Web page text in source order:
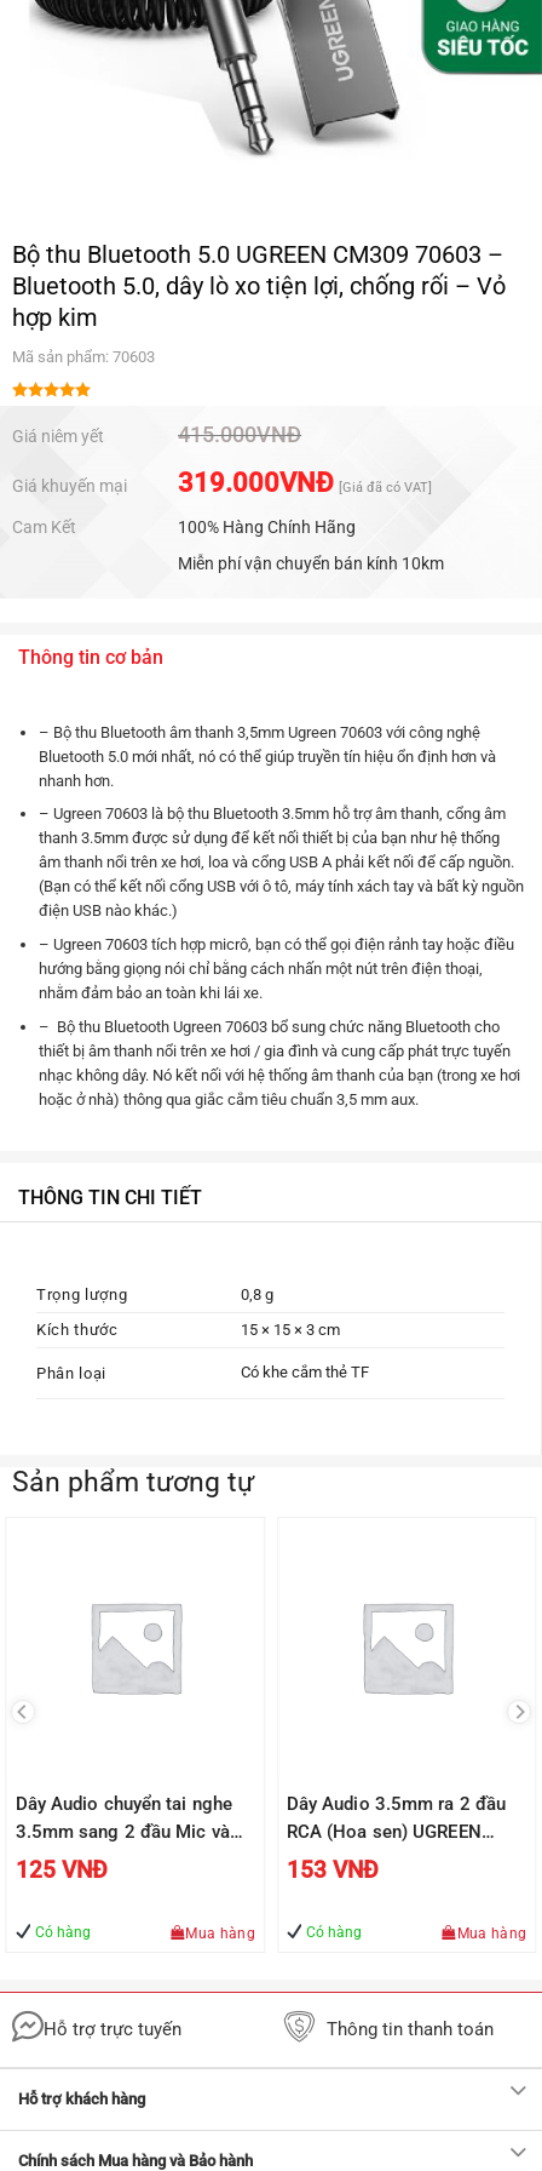
Bộ thu Bluetooth 5.0 UGREEN CM309 70603 –
Bluetooth 5.0, dây lò xo tiện lợi, chống rối – Vỏ
hợp kim
Mã sản phẩm: 70603
hạng5.00
5 sao
Giá niêm yết 415.000VNĐ
Giá khuyến mại 319.000VNĐ [Giá đã có VAT]
Cam Kết
100% Hàng Chính Hãng
Miễn phí vận chuyển bán kính 10km
Thông tin cơ bản
– Bộ thu Bluetooth âm thanh 3,5mm Ugreen 70603 với công nghệ
Bluetooth 5.0 mới nhất, nó có thể giúp truyền tín hiệu ổn định hơn và
nhanh hơn.
– Ugreen 70603 là bộ thu Bluetooth 3.5mm hỗ trợ âm thanh, cổng âm
thanh 3.5mm được sử dụng để kết nối thiết bị của bạn như hệ thống
âm thanh nổi trên xe hơi, loa và cổng USB A phải kết nối để cấp nguồn.
(Bạn có thể kết nối cổng USB với ô tô, máy tính xách tay và bất kỳ nguồn
điện USB nào khác.)
– Ugreen 70603 tích hợp micrô, bạn có thể gọi điện rảnh tay hoặc điều
hướng bằng giọng nói chỉ bằng cách nhấn một nút trên điện thoại,
nhằm đảm bảo an toàn khi lái xe.
– Bộ thu Bluetooth Ugreen 70603 bổ sung chức năng Bluetooth cho
thiết bị âm thanh nổi trên xe hơi / gia đình và cung cấp phát trực tuyến
nhạc không dây. Nó kết nối với hệ thống âm thanh của bạn (trong xe hơi
hoặc ở nhà) thông qua giắc cắm tiêu chuẩn 3,5 mm aux.
THÔNG TIN CHI TIẾT
Trọng lượng
0,8 g
Kích thước
15 × 15 × 3 cm
Phân loại Có khe cắm thẻ TF
Sản phẩm tương tự
Dây Audio chuyển tai nghe
3.5mm sang 2 đầu Mic và
Tai nghe UGREEN AV140
125 VNĐ
Có hàng Mua hàng
Dây Audio 3.5mm ra 2 đầu
RCA (Hoa sen) UGREEN
AV116
153 VNĐ
Có hàng Mua hàng
Hỗ trợ trực tuyến Thông tin thanh toán
Hỗ trợ khách hàng
Chính sách Mua hàng và Bảo hành